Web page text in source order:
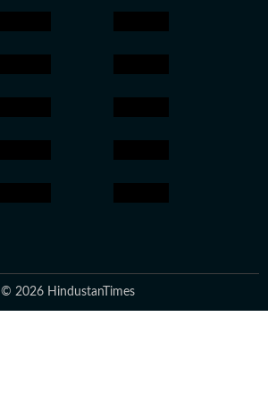
© 2026 HindustanTimes